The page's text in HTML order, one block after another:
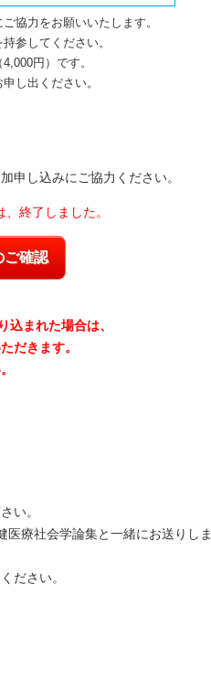
協力をお願いいたします。
参してください。
円）です。
し出ください。
申し込みにご協力ください。
終了しました。
ご確認
まれた場合は、
だきます。
い。
医療社会学論集と一緒にお送りしま
ださい。